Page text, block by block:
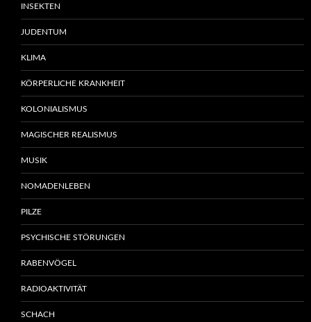
INSEKTEN
JUDENTUM
KLIMA
KÖRPERLICHE KRANKHEIT
KOLONIALISMUS
MAGISCHER REALISMUS
MUSIK
NOMADENLEBEN
PILZE
PSYCHISCHE STÖRUNGEN
RABENVÖGEL
RADIOAKTIVITÄT
SCHACH